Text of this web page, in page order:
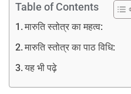
Table of Contents
मारुति स्तोत्र का महत्व:
मारुति स्तोत्र का पाठ विधि:
यह भी पढ़े